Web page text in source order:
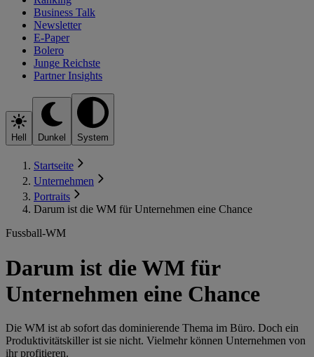
Business Talk
Newsletter
E-Paper
Bolero
Junge Reichste
Partner Insights
Hell Dunkel System
Startseite
Unternehmen
Portraits
Darum ist die WM für Unternehmen eine Chance
Fussball-WM
Darum ist die WM für
Unternehmen eine Chance
Die WM ist ab sofort das dominierende Thema im Büro. Doch ein
Produktivitätskiller ist sie nicht. Vielmehr können Unternehmen von
ihr profitieren.